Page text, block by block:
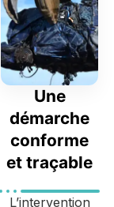
Une
démarche
conforme
et traçable
L’intervention